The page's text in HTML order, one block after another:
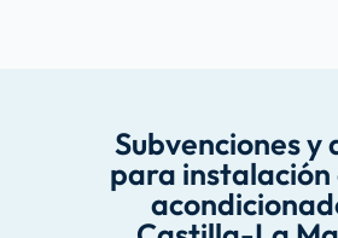
Subvenciones y
para instalación